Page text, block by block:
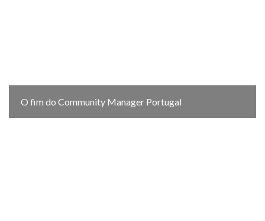
O fim do Community Manager Portugal